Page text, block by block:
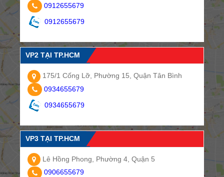
0912655679
0912655679
VP2 TẠI TP.HCM
175/1 Cống Lỡ, Phường 15, Quận Tân Bình
0934655679
0934655679
VP3 TẠI TP.HCM
Lê Hồng Phong, Phường 4, Quận 5
0906655679